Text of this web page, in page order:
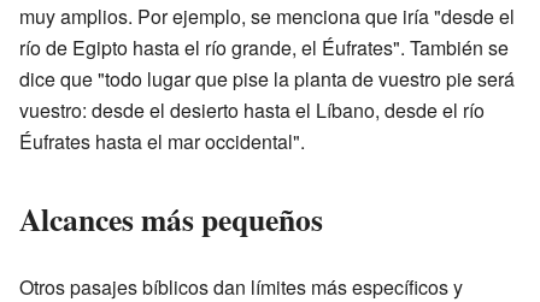
muy amplios. Por ejemplo, se menciona que iría "desde el
río de Egipto hasta el río grande, el Éufrates". También se
dice que "todo lugar que pise la planta de vuestro pie será
vuestro: desde el desierto hasta el Líbano, desde el río
Éufrates hasta el mar occidental".
Alcances más pequeños
Otros pasajes bíblicos dan límites más específicos y